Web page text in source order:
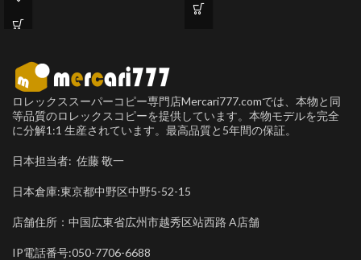
ロレックススーパーコピー専門店Mercari777.comでは、本物と同
等品質のロレックスコピーを提供しています。本物モデルを完全
に分解1:1 生産されています。最高品質と5年間の保証。
日本担当者: 佐藤 敬一
日本倉庫:東京都中野区中野5-52-15
店舗住所：中国広東省広州市越秀区站西路 A店舗
IP電話番号:050-7706-6688